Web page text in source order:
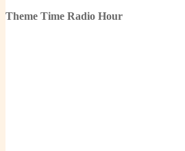
Theme Time Radio Hour